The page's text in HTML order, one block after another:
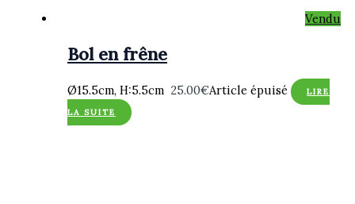
Vendu
Bol en frêne
Ø15.5cm, H:5.5cm 25.00€Article épuisé
LIRE
LA SUITE